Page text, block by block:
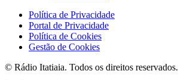
Política de Privacidade
Portal de Privacidade
Política de Cookies
Gestão de Cookies
© Rádio Itatiaia. Todos os direitos reservados.